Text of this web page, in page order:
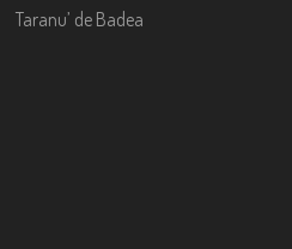
Taranu’ de Badea